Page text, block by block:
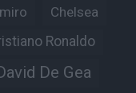
Chelsea
Ronaldo
De Gea